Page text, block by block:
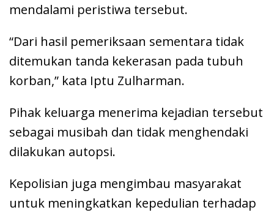
mendalami peristiwa tersebut.
“Dari hasil pemeriksaan sementara tidak
ditemukan tanda kekerasan pada tubuh
korban,” kata Iptu Zulharman.
Pihak keluarga menerima kejadian tersebut
sebagai musibah dan tidak menghendaki
dilakukan autopsi.
Kepolisian juga mengimbau masyarakat
untuk meningkatkan kepedulian terhadap